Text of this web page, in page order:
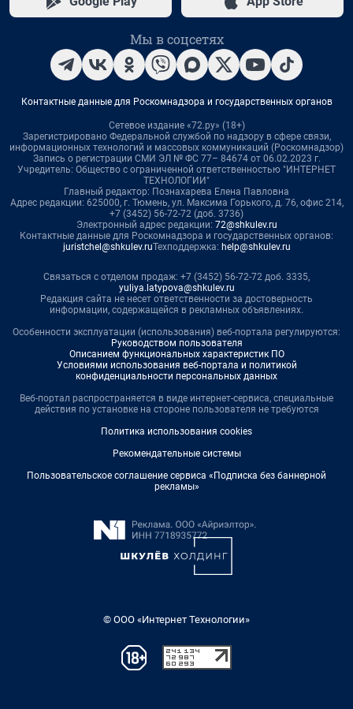
Мы в соцсетях
Контактные данные для Роскомнадзора и государственных органов
Сетевое издание «72.ру» (18+)
Зарегистрировано Федеральной службой по надзору в сфере связи,
информационных технологий и массовых коммуникаций (Роскомнадзор)
Запись о регистрации СМИ ЭЛ № ФС 77– 84674 от 06.02.2023 г.
Учредитель: Общество с ограниченной ответственностью "ИНТЕРНЕТ
ТЕХНОЛОГИИ"
Главный редактор: Познахарева Елена Павловна
Адрес редакции: 625000, г. Тюмень, ул. Максима Горького, д. 76, офис 214,
+7 (3452) 56-72-72 (доб. 3736)
Электронный адрес редакции: 72@shkulev.ru
Контактные данные для Роскомнадзора и государственных органов:
juristchel@shkulev.ruТехподдержка: help@shkulev.ru
Связаться с отделом продаж: +7 (3452) 56-72-72 доб. 3335,
yuliya.latypova@shkulev.ru
Редакция сайта не несет ответственности за достоверность
информации, содержащейся в рекламных объявлениях.
Особенности эксплуатации (использования) веб-портала регулируются:
Руководством пользователя
Описанием функциональных характеристик ПО
Условиями использования веб-портала и политикой
конфиденциальности персональных данных
Веб-портал распространяется в виде интернет-сервиса, специальные
действия по установке на стороне пользователя не требуются
Политика использования cookies
Рекомендательные системы
Пользовательское соглашение сервиса «Подписка без баннерной
рекламы»
© ООО «Интернет Технологии»